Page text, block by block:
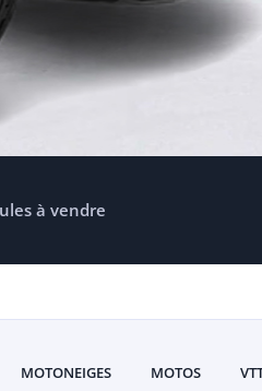
à vendre
MOTONEIGES MOTOS